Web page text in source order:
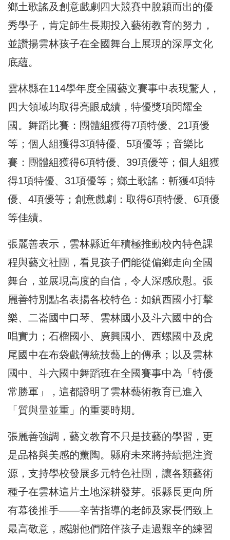
鄉土歌謠及創意戲劇四大競賽中脫穎而出的優
秀學子，肯定師生長期投入藝術教育的努力，
並讚揚雲林孩子在全國舞台上展現的深厚文化
底蘊。
雲林縣在114學年度全國藝文賽事中表現驚人，
四大領域均取得亮眼成績，特優獎項閃耀全
國。舞蹈比賽：團體組獲得7項特優、21項優
等；個人組獲得3項特優、5項優等；音樂比
賽：團體組獲得6項特優、39項優等；個人組獲
得1項特優、31項優等；鄉土歌謠：斬獲4項特
優、4項優等；創意戲劇：取得6項特優、6項優
等佳績。
張麗善表示，雲林縣近年積極推動校內特色課
程與藝文社團，看見孩子們能從偏鄉走向全國
舞台，並展現高度的自信，令人深感欣慰。張
麗善特別點名表揚各校特色：如鎮西國小打擊
樂、二崙國中口琴、雲林國小及斗六國中的合
唱實力；石榴國小、廣興國小、西螺國中及虎
尾國中在布袋戲傳統技藝上的傳承；以及雲林
國中、斗六國中舞蹈班在全國賽事中為「特優
常勝軍」，這都證明了雲林藝術教育已進入
「質與量並重」的重要時期。
張麗善強調，藝文教育不只是技藝的學習，更
是品格與美感的薰陶。縣府未來將持續挹注資
源，支持學校發展多元特色社團，讓各類藝術
種子在雲林這片土地深耕發芽。張縣長更向所
有幕後推手——辛苦指導的老師及家長們致上
最高敬意，感謝他們陪伴孩子走過艱辛的練習